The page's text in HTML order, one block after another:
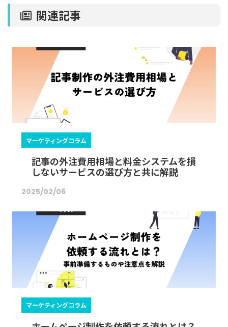
関連記事
マーケティングコラム
記事の外注費用相場と料金システムを損
しないサービスの選び方と共に解説
2025/02/06
マーケティングコラム